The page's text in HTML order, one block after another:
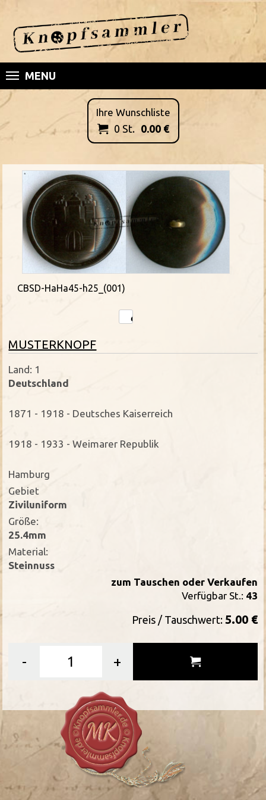
MENU
Ihre Wunschliste
 0 St. 0.00€
CBSD-HaHa45-h25_(001)
MUSTERKNOPF
Land: 1
Deutschland
1871 - 1918 - Deutsches Kaiserreich
1918 - 1933 - Weimarer Republik
Hamburg
Gebiet
Ziviluniform
Größe:
25.4mm
Material:
Steinnuss
zum Tauschen oder Verkaufen
Verfügbar St.: 43
Preis / Tauschwert: 5.00 €
- +